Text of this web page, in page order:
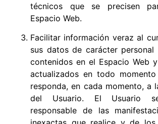
técnicos que se precisen
Espacio Web.
Facilitar información veraz al
sus datos de carácter personal
contenidos en el Espacio Web
actualizados en todo
responda, en cada momento, a
del Usuario. El Usuario
responsable de las